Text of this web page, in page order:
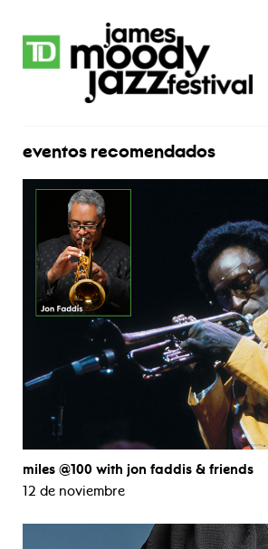
eventos recomendados
miles @100 with jon faddis & friends
12 de noviembre